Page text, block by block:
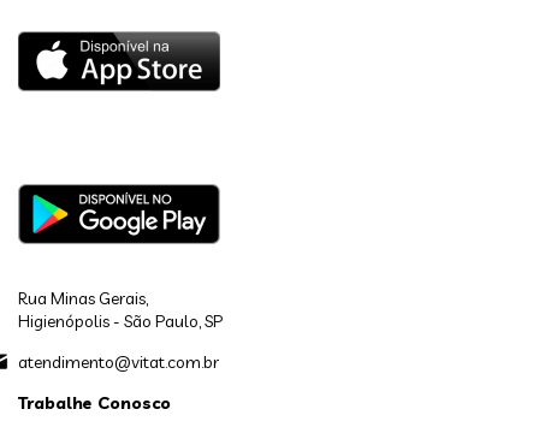
Rua Minas Gerais,
Higienópolis - São Paulo, SP
atendimento@vitat.com.br
Trabalhe Conosco